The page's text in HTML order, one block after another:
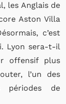
les Anglais de
Aston Villa
c’est
Lyon sera-t-il
offensif plus
l’un des
périodes de